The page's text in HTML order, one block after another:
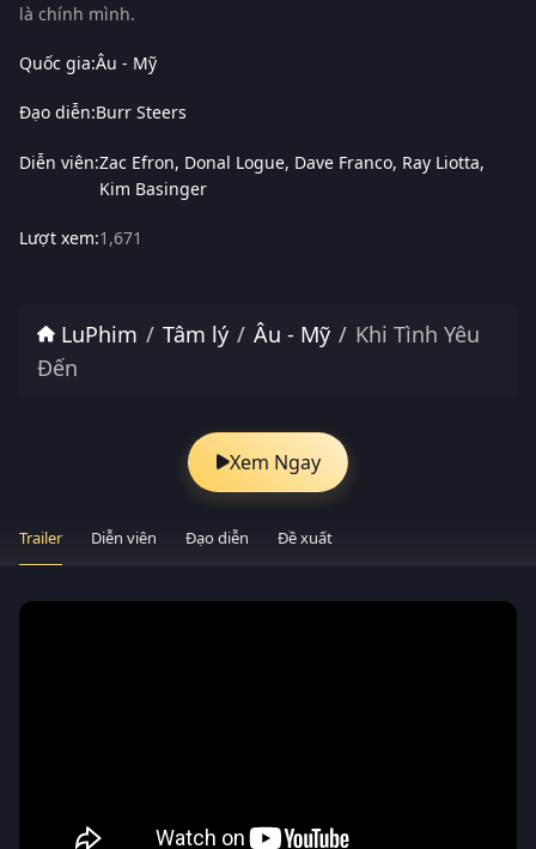
là chính mình.
Quốc gia:Âu - Mỹ
Đạo diễn:Burr Steers
Diễn viên:Zac Efron Donal Logue Dave Franco Ray Liotta
Kim Basinger
Lượt xem:1,671
LuPhim Tâm lý Âu - Mỹ
Khi Tình Yêu
Đến
Xem Ngay
Trailer Diễn viên Đạo diễn Đề xuất